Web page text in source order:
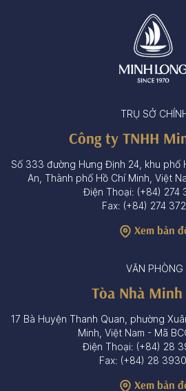
TRỤ SỞ
Công ty TNHH
Số 333 đường Hưng Định 24, khu phố
An, Thành phố Hồ Chí Minh, Việt
Điện Thoại: (+84) 274
Fax: (+84) 274
Xem bản
VĂN PHÒNG
Tòa Nhà Minh
17 Bà Huyện Thanh Quan, phường
Minh, Việt Nam - Mã
Điện Thoại: (+84) 28
Fax: (+84) 28
Xem bản